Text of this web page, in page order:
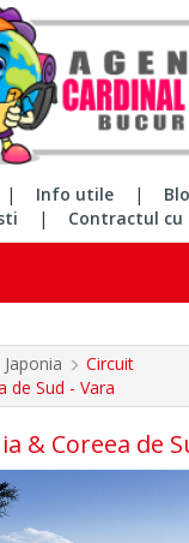
| Info utile |
| Contractul
Japonia
Circuit
de Sud - Vara
& Coreea de